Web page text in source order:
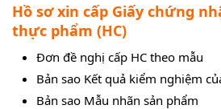
Hồ sơ xin cấp Giấy chứng
thực phẩm (HC)
Đơn đề nghị cấp HC theo mẫu
Bản sao Kết quả kiểm nghiệm
Bản sao Mẫu nhãn sản phẩm